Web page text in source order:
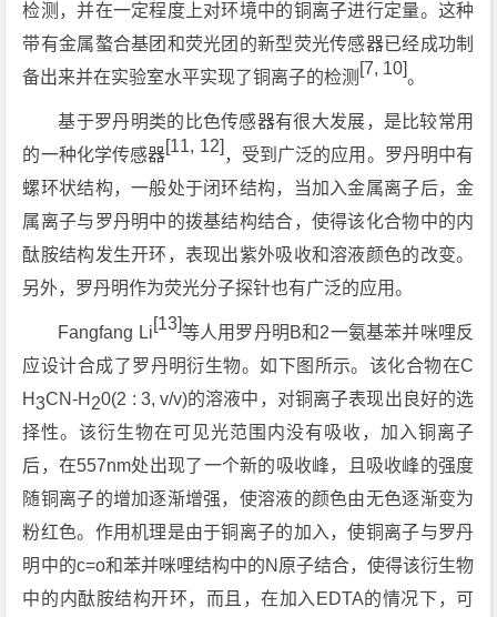
检测，并在一定程度上对环境中的铜离子进行定量。这种
带有金属螯合基团和荧光团的新型荧光传感器已经成功制
备出来并在实验室水平实现了铜离子的检测 [7, 10]。
基于罗丹明类的比色传感器有很大发展，是比较常用
的一种化学传感器[11, 12]，受到广泛的应用。罗丹明中有
螺环状结构，一般处于闭环结构，当加入金属离子后，金
属离子与罗丹明中的拨基结构结合，使得该化合物中的内
酞胺结构发生开环，表现出紫外吸收和溶液颜色的改变。
另外，罗丹明作为荧光分子探针也有广泛的应用。
Fangfang Li[13]等人用罗丹明B和2一氨基苯并咪哩反
应设计合成了罗丹明衍生物。如下图所示。该化合物在C
H 3CN-H 20(2 : 3, v/v)的溶液中，对铜离子表现出良好的选
择性。该衍生物在可见光范围内没有吸收，加入铜离子
后，在557nm处出现了一个新的吸收峰，且吸收峰的强度
随铜离子的增加逐渐增强，使溶液的颜色由无色逐渐变为
粉红色。作用机理是由于铜离子的加入，使铜离子与罗丹
明中的c=o和苯并咪哩结构中的N原子结合，使得该衍生物
中的内酞胺结构开环，而且，在加入EDTA的情况下，可